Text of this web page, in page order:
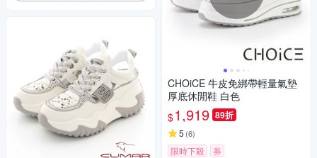
CHOiCE 牛皮免綁帶輕量氣墊
厚底休閒鞋 白色
$1,919 89折
5 (6)
限時下殺 券